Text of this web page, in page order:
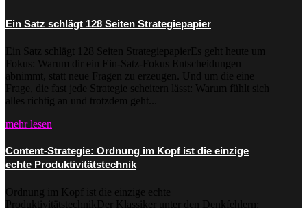
Ein Satz schlägt 128 Seiten Strategiepapier
Ein Satz schlägt 128 Seiten StrategiepapierEs geht heute um
Fokus: Warum dir ein Ein-Satz-Fokus Entscheidungen
abnimmt, statt neue Fragen zu erzeugen. Und um die eine
Frage, die fast jede Strategie scheitern lässt: Warum fühlt sich
alles richtig an und trotzdem geht...
mehr lesen
Content-Strategie: Ordnung im Kopf ist die einzige
echte Produktivitätstechnik
Ordnung im Kopf ist die einzige echte
ProduktivitätstechnikDer Klassiker unter den Denkfehlern: